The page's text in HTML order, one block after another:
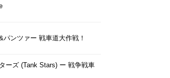
パンツァー 戦車道大作戦！
ーズ (Tank Stars) ー 戦争戦車